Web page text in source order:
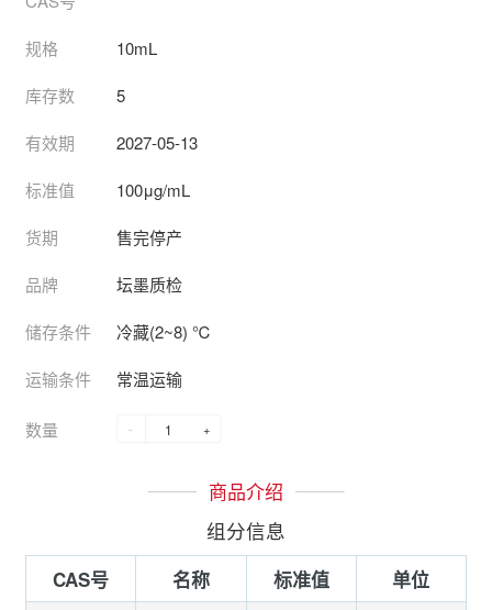
规格 10mL
库存数 5
有效期 2027-05-13
标准值 100μg/mL
货期 售完停产
品牌 坛墨质检
储存条件 冷藏(2~8) ℃
运输条件 常温运输
数量 - +
商品介绍
组分信息
CAS号 名称 标准值 单位